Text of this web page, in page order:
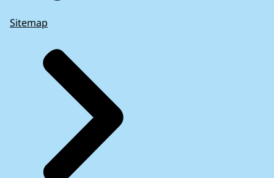
Sitemap